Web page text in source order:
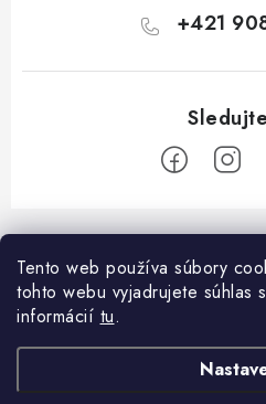
Tento web používa súbory
tohto webu vyjadrujete súhlas
informácií tu.
+421
Z
á
Facebook
O nákupe
O spoločnosti